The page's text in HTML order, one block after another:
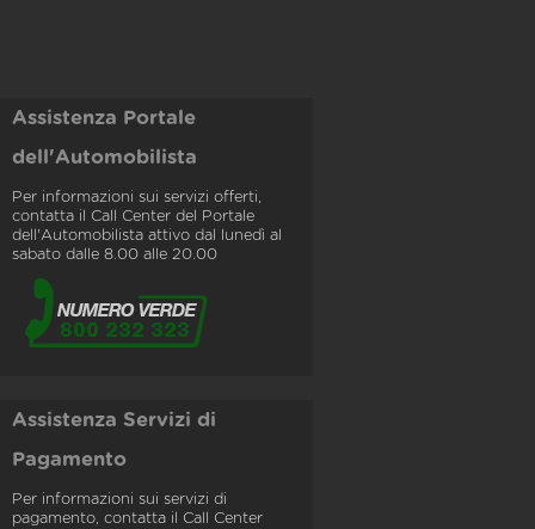
Assistenza Portale
dell'Automobilista
Per informazioni sui servizi offerti,
contatta il Call Center del Portale
dell'Automobilista attivo dal lunedì al
sabato dalle 8.00 alle 20.00
Assistenza Servizi di
Pagamento
Per informazioni sui servizi di
pagamento, contatta il Call Center